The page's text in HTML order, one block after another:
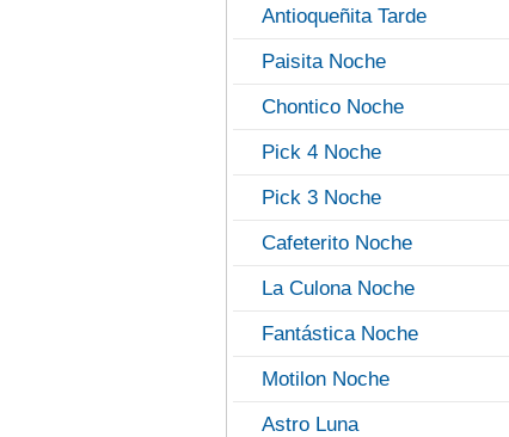
Antioqueñita Tarde
Paisita Noche
Chontico Noche
Pick 4 Noche
Pick 3 Noche
Cafeterito Noche
La Culona Noche
Fantástica Noche
Motilon Noche
Astro Luna